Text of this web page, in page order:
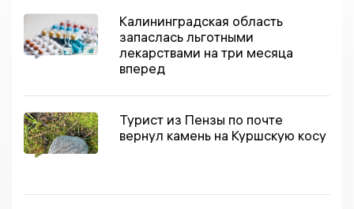
Калининградская область
запаслась льготными
лекарствами на три месяца
вперед
Турист из Пензы по почте
вернул камень на Куршскую косу